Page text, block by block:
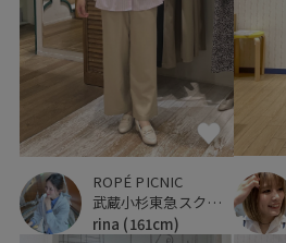
ROPÉ PICNIC
武蔵小杉東急スクエア
rina (161cm)